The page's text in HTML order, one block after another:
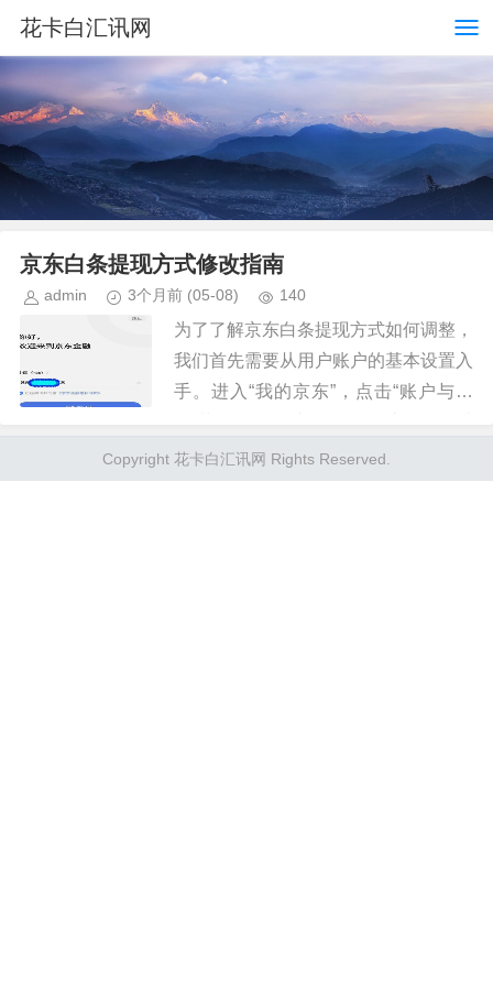
花卡白汇讯网
京东白条提现方式修改指南
admin 3个月前 (05-08) 140
为了了解京东白条提现方式如何调整，
我们首先需要从用户账户的基本设置入
手。进入“我的京东”，点击“账户与安
查看和修改包括联系方式在内的个人信
息。其中，“支付密码”一...
Copyright 花卡白汇讯网 Rights Reserved.